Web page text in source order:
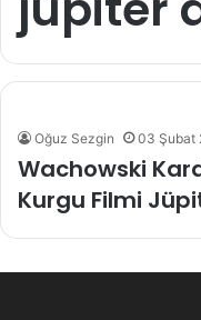
Oğuz Sezgin 03 Şubat
Wachowski
Kurgu Filmi